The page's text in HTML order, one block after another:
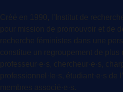
Créé en 1990, l’Institut de
pour mission de promouvoir et de
recherche féministes dans une
constitue un regroupement de plus
professeur·e·s, chercheur·e·s,
professionnel·le·s, étudiant·e·s de
membres associé·e·s.